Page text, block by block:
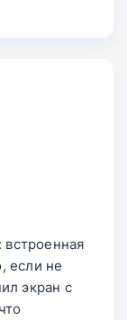
если не
экран с